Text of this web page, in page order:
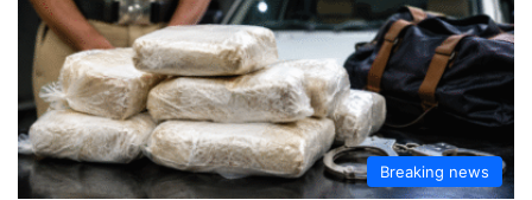
Breaking news